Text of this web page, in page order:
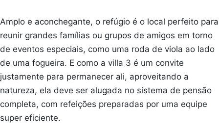
Amplo e aconchegante, o refúgio é o local perfeito para
reunir grandes famílias ou grupos de amigos em torno
de eventos especiais, como uma roda de viola ao lado
de uma fogueira. E como a villa 3 é um convite
justamente para permanecer ali, aproveitando a
natureza, ela deve ser alugada no sistema de pensão
completa, com refeições preparadas por uma equipe
super eficiente.